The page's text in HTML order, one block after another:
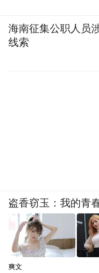
海南征集公职人员
线索
盗香窃玉：我的青
爽文